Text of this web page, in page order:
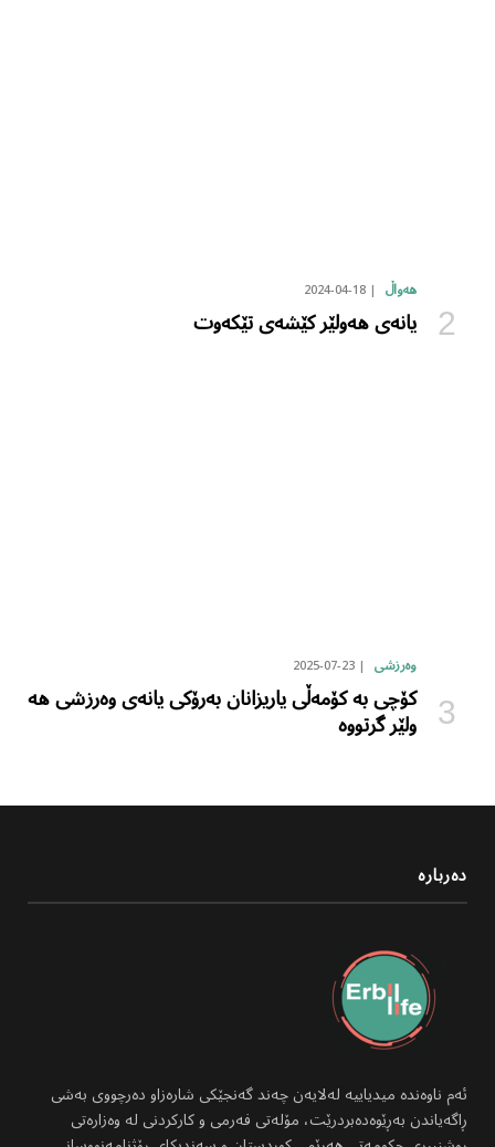
هەواڵ 2024-04-18
یانەی هەولێر کێشەی تێکەوت
وەرزشی 2025-07-23
کۆچی بە کۆمەڵی یاریزانان بەرۆکی یانەی وەرزشی هە
ولێر گرتووە
دەربارە
ئەم ناوەندە میدیاییە لەلایەن چەند گەنجێکی شارەزاو دەرچووی بەشی
ڕاگەیاندن بەڕێوەدەبردرێت، مۆلەتی فەرمی و کارکردنی لە وەزارەتی